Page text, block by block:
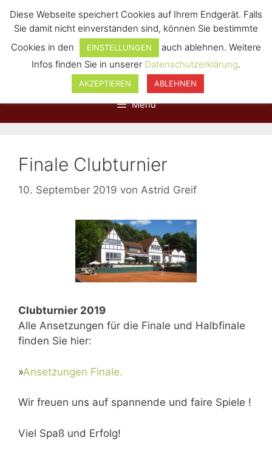
Menü
Finale Clubturnier
10. September 2019 von Astrid Greif
Clubturnier 2019
Alle Ansetzungen für die Finale und Halbfinale
finden Sie hier:
»Ansetzungen Finale.
Wir freuen uns auf spannende und faire Spiele !
Viel Spaß und Erfolg!
Diese Webseite speichert Cookies auf Ihrem Endgerät. Falls
Sie damit nicht einverstanden sind, können Sie bestimmte
Cookies in den
EINSTELLUNGEN
auch ablehnen. Weitere
Infos finden Sie in unserer Datenschutzerklärung.
AKZEPTIEREN ABLEHNEN